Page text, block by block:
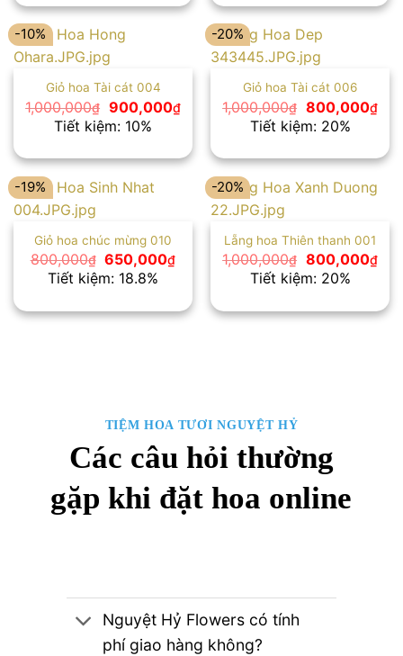
800,000₫.
-10%
Giỏ hoa Tài cát 004
1,000,000₫ Giá
gốc
là:
900,000₫Giá
hiện
là:
900,000₫.
Tiết kiệm: 10%
-20%
Giỏ hoa Tài cát 006
1,000,000₫ Giá
gốc
là:
800,000₫Giá
là:
Tiết kiệm: 20%
-19%
Giỏ hoa chúc mừng 010
800,000₫ Giá
gốc
là:
650,000₫Giá
là:
650,000₫.
Tiết kiệm: 18.8%
-20%
Lẵng hoa Thiên thanh 001
1,000,000₫ Giá
gốc
là:
800,000₫Giá
là:
Tiết kiệm: 20%
TIỆM HOA TƯƠI NGUYỆT HỶ
Các câu hỏi thường
gặp khi đặt hoa online
Nguyệt Hỷ Flowers có tính
phí giao hàng không?